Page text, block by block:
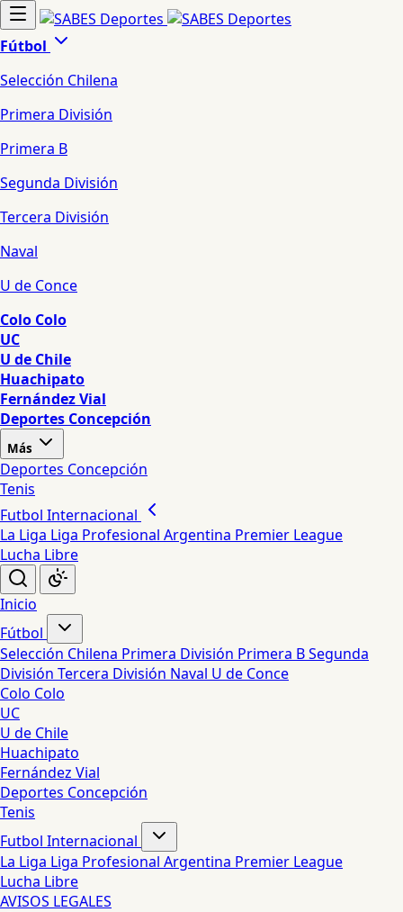
Fútbol
Selección Chilena
Primera División
Primera B
Segunda División
Tercera División
Naval
U de Conce
Colo Colo
UC
U de Chile
Huachipato
Fernández Vial
Deportes Concepción
Más
Deportes Concepción
Tenis
Futbol Internacional
La Liga Liga Profesional Argentina Premier League
Lucha Libre
Inicio
Fútbol
Selección Chilena Primera División Primera BSegunda
División Tercera División Naval U de Conce
Colo Colo
UC
U de Chile
Huachipato
Fernández Vial
Deportes Concepción
Tenis
Futbol Internacional
La Liga Liga Profesional Argentina Premier League
Lucha Libre
AVISOS LEGALES